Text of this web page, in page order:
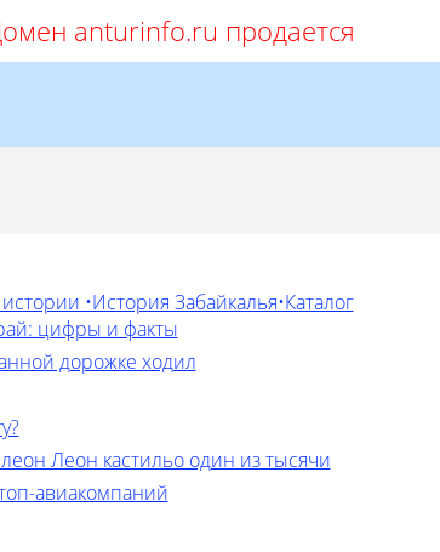
anturinfo.ru продается
•История Забайкалья•Каталог
цифры и факты
дорожке ходил
Леон кастильо один из тысячи
авиакомпаний